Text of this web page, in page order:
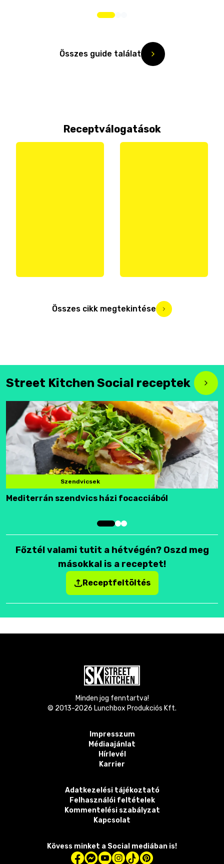
Összes guide találat
Receptválogatások
Összes cikk megtekintése
Street Kitchen Social receptek
Szendvicsek
Mediterrán szendvics házi focacciából
Főztél valami tutit a hétvégén? Oszd meg
másokkal is a receptet!
Receptfeltöltés
Minden jog fenntartva!
© 2013-2026 Lunchbox Produkciós Kft.
Impresszum
Médiaajánlat
Hírlevél
Karrier
Adatkezelési tájékoztató
Felhasználói feltételek
Kommentelési szabályzat
Kapcsolat
Kövess minket a Social mediában is!